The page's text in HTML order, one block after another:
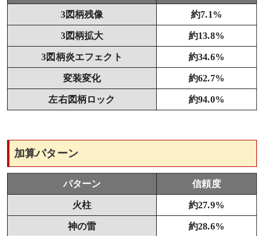
3図柄残像 約7.1%
3図柄拡大 約13.8%
3図柄炎エフェクト 約34.6%
変装変化 約62.7%
左右図柄ロック 約94.0%
加算パターン
パターン 信頼度
火柱 約27.9%
神の雷 約28.6%